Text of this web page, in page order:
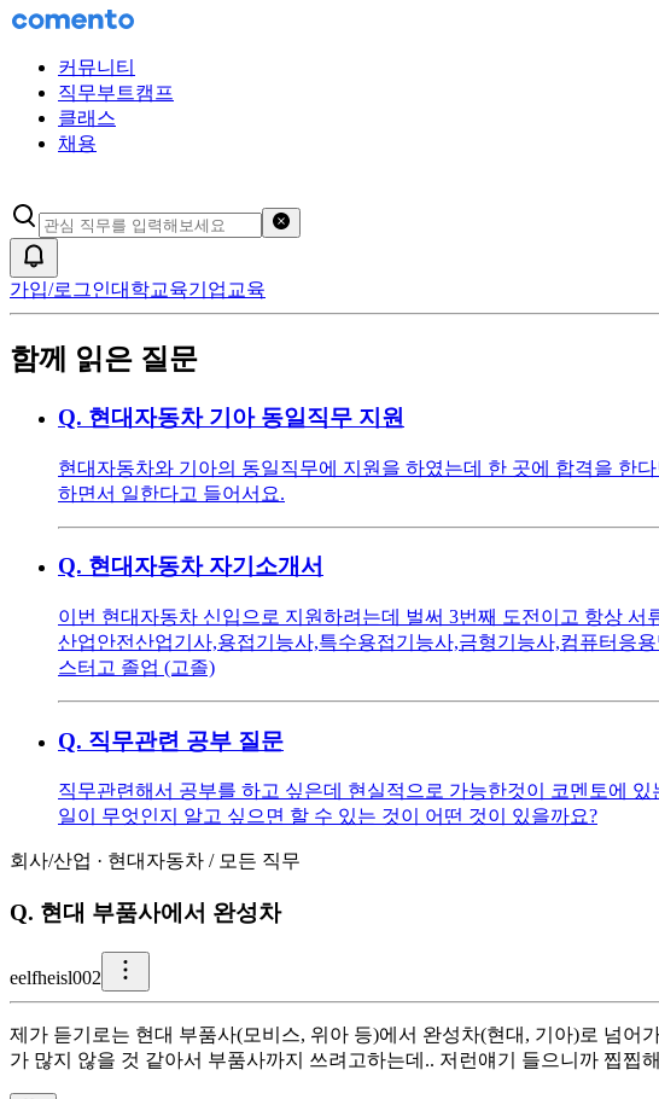
커뮤니티
직무부트캠프
클래스
채용
가입/로그인대학교육기업교육
함께 읽은 질문
Q. 현대자동차 기아 동일직무 지원
현대자동차와 기아의 동일직무에 지원을 하였는데 한 곳에 합격을 한
하면서 일한다고 들어서요.
Q. 현대자동차 자기소개서
이번 현대자동차 신입으로 지원하려는데 벌써 3번째 도전이고 항상
산업안전산업기사,용접기능사,특수용접기능사,금형기능사,컴퓨터응
스터고 졸업 (고졸)
Q. 직무관련 공부 질문
직무관련해서 공부를 하고 싶은데 현실적으로 가능한것이 코멘토에
일이 무엇인지 알고 싶으면 할 수 있는 것이 어떤 것이 있을까요?
회사/산업 · 현대자동차 / 모든 직무
Q. 현대 부품사에서 완성차
eelfheisl002
제가 듣기로는 현대 부품사(모비스, 위아 등)에서 완성차(현대, 기아)로 넘
가 많지 않을 것 같아서 부품사까지 쓰려고하는데.. 저런얘기 들으니까 찝